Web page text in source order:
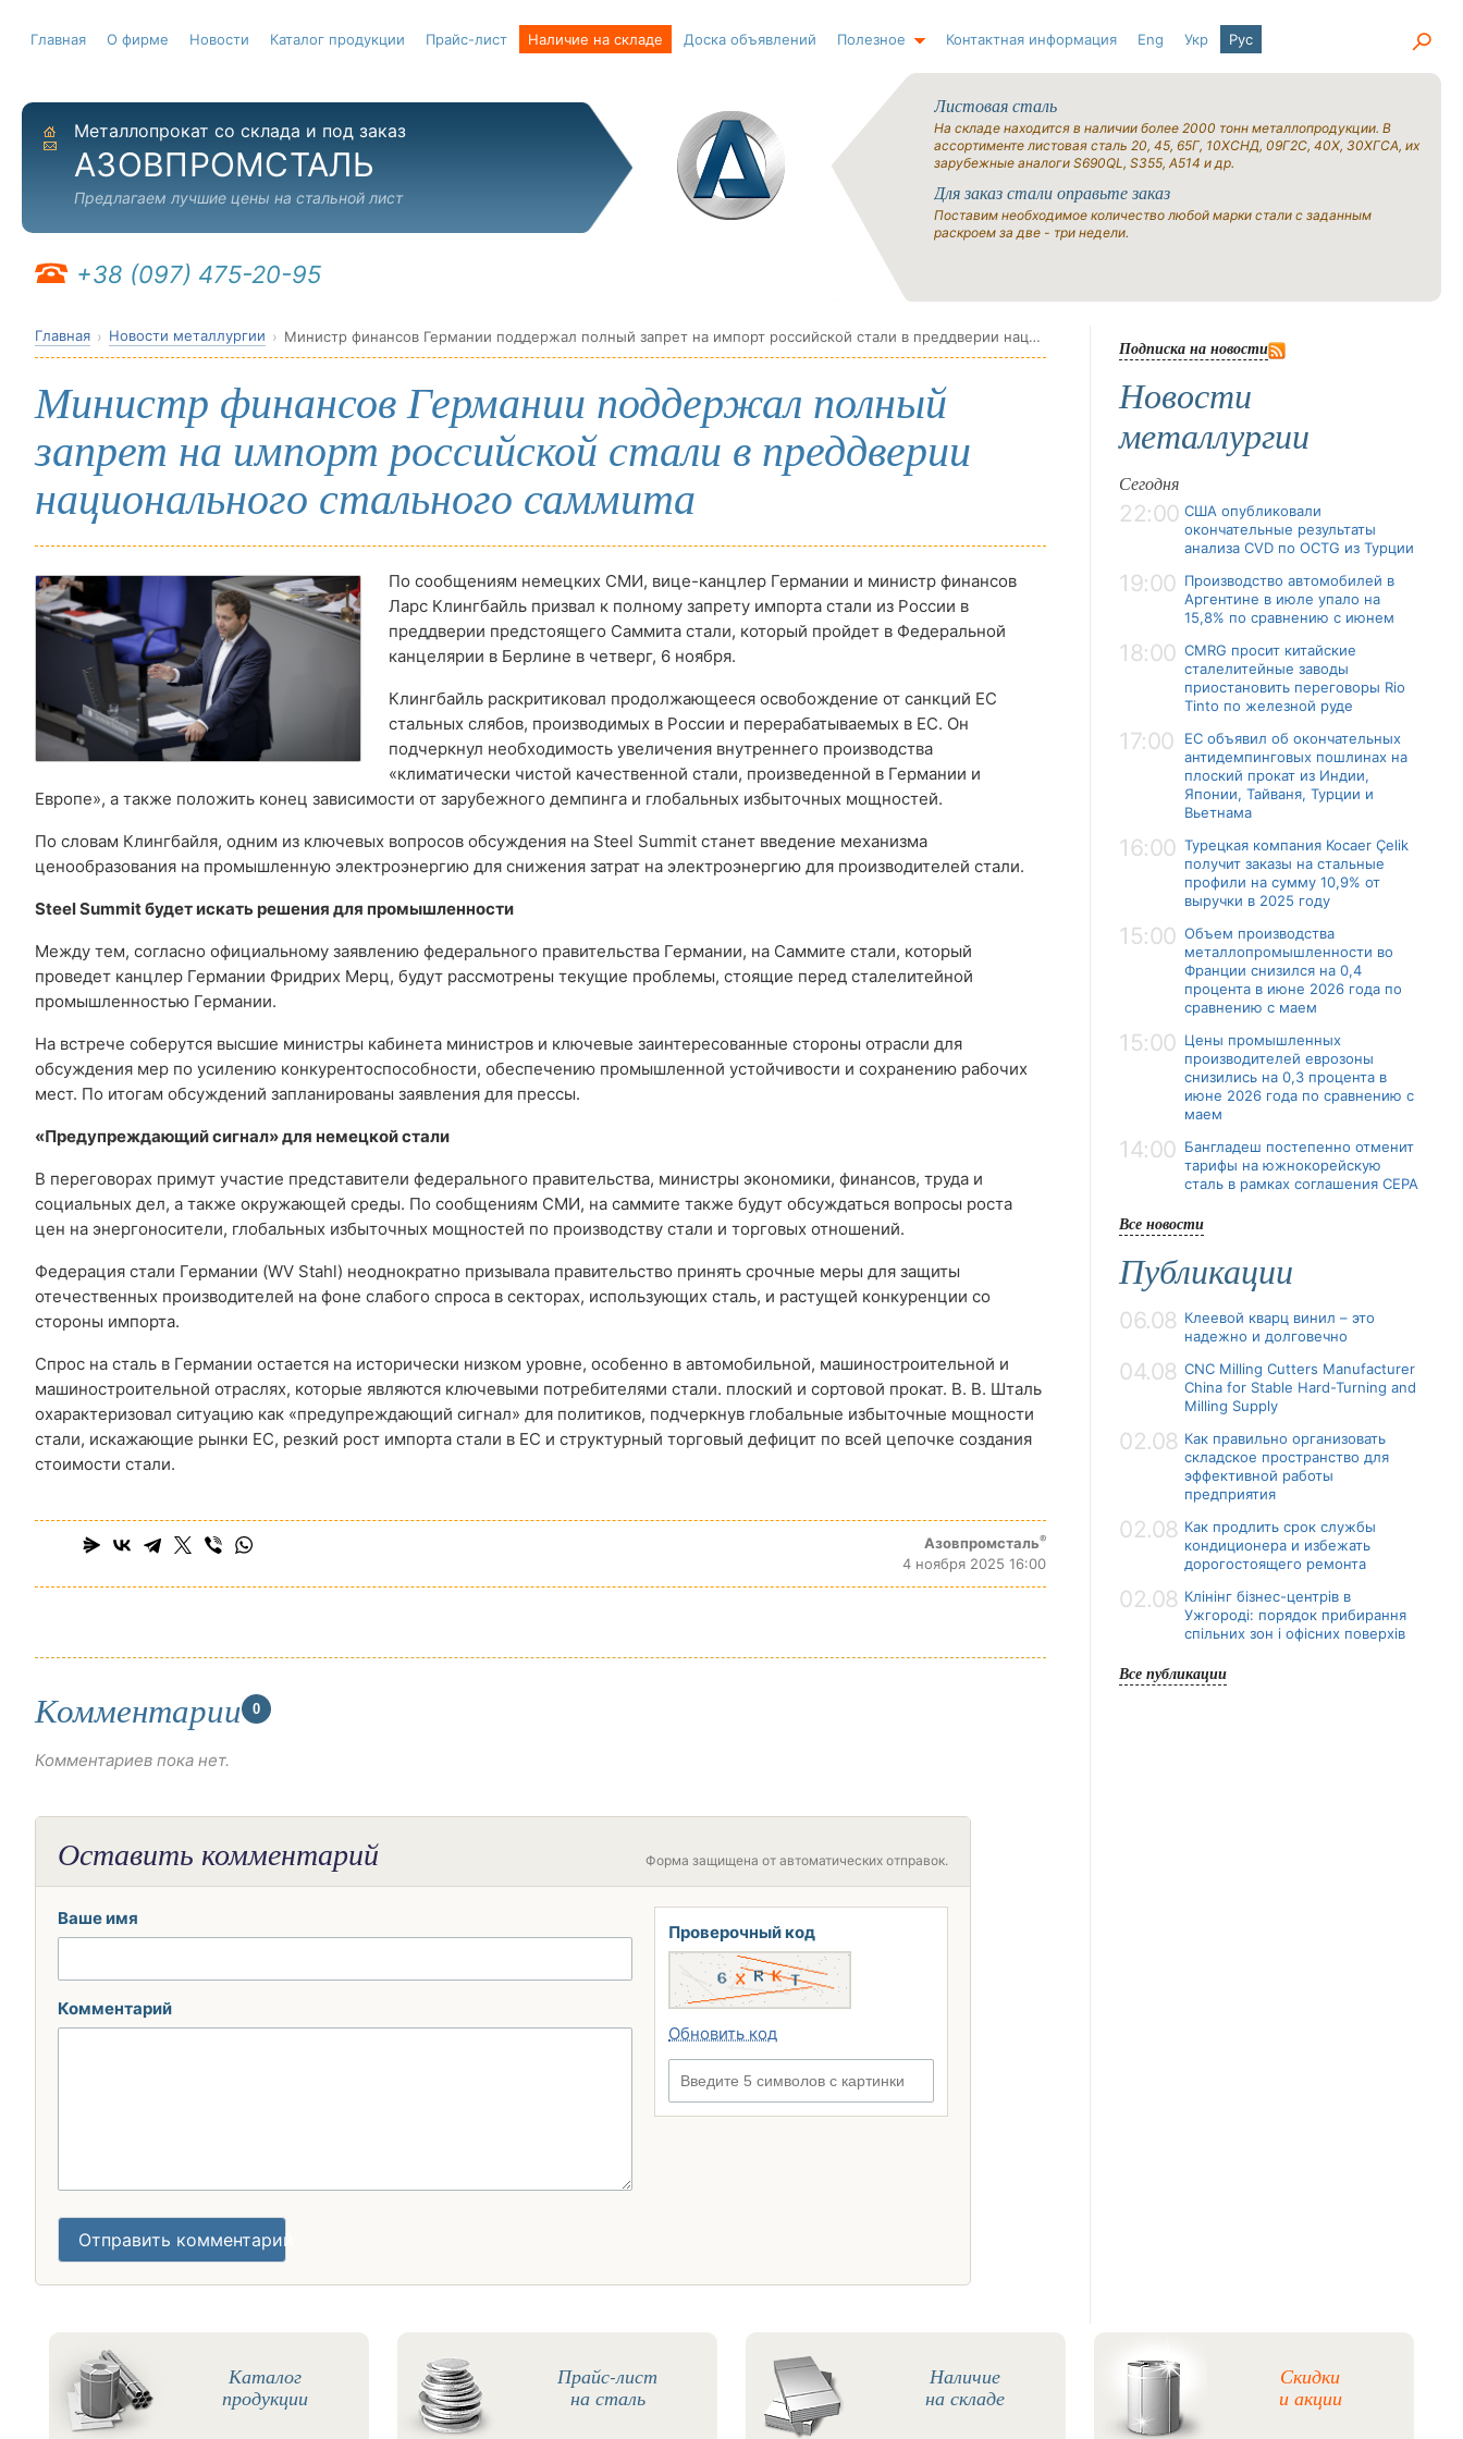
Главная О фирме Новости Каталог продукции Прайс-лист Наличие на складе Доска объявлений Полезное Контактная информация Eng Укр Рус
На главную
Отправить письмо
Металлопрокат со склада и под заказ
АЗОВПРОМСТАЛЬ
Предлагаем лучшие цены на стальной лист
+38 (097) 475-20-95
Листовая сталь
На складе находится в наличии более 2000 тонн металлопродукции. В
ассортименте листовая сталь 20, 45, 65Г, 10ХСНД, 09Г2С, 40Х, 30ХГСА, их
зарубежные аналоги S690QL, S355, A514 и др.
Для заказ стали оправьте заказ
Поставим необходимое количество любой марки стали с заданным
раскроем за две - три недели.
Главная Новости металлургии Министр финансов Германии поддержал полный запрет на импорт российской стали в преддверии национального стального саммита
Министр финансов Германии поддержал полный
запрет на импорт российской стали в преддверии
национального стального саммита
По сообщениям немецких СМИ, вице-канцлер Германии и министр финансов
Ларс Клингбайль призвал к полному запрету импорта стали из России в
преддверии предстоящего Саммита стали, который пройдет в Федеральной
канцелярии в Берлине в четверг, 6 ноября.
Клингбайль раскритиковал продолжающееся освобождение от санкций ЕС
стальных слябов, производимых в России и перерабатываемых в ЕС. Он
подчеркнул необходимость увеличения внутреннего производства
«климатически чистой качественной стали, произведенной в Германии и
Европе», а также положить конец зависимости от зарубежного демпинга и глобальных избыточных мощностей.
По словам Клингбайля, одним из ключевых вопросов обсуждения на Steel Summit станет введение механизма
ценообразования на промышленную электроэнергию для снижения затрат на электроэнергию для производителей стали.
Steel Summit будет искать решения для промышленности
Между тем, согласно официальному заявлению федерального правительства Германии, на Саммите стали, который
проведет канцлер Германии Фридрих Мерц, будут рассмотрены текущие проблемы, стоящие перед сталелитейной
промышленностью Германии.
На встрече соберутся высшие министры кабинета министров и ключевые заинтересованные стороны отрасли для
обсуждения мер по усилению конкурентоспособности, обеспечению промышленной устойчивости и сохранению рабочих
мест. По итогам обсуждений запланированы заявления для прессы.
«Предупреждающий сигнал» для немецкой стали
В переговорах примут участие представители федерального правительства, министры экономики, финансов, труда и
социальных дел, а также окружающей среды. По сообщениям СМИ, на саммите также будут обсуждаться вопросы роста
цен на энергоносители, глобальных избыточных мощностей по производству стали и торговых отношений.
Федерация стали Германии (WV Stahl) неоднократно призывала правительство принять срочные меры для защиты
отечественных производителей на фоне слабого спроса в секторах, использующих сталь, и растущей конкуренции со
стороны импорта.
Спрос на сталь в Германии остается на исторически низком уровне, особенно в автомобильной, машиностроительной и
машиностроительной отраслях, которые являются ключевыми потребителями стали. плоский и сортовой прокат. В. В. Шталь
охарактеризовал ситуацию как «предупреждающий сигнал» для политиков, подчеркнув глобальные избыточные мощности
стали, искажающие рынки ЕС, резкий рост импорта стали в ЕС и структурный торговый дефицит по всей цепочке создания
стоимости стали.
Азовпромсталь®
4 ноября 2025 16:00
Комментарии 0
Комментариев пока нет.
Оставить комментарий Форма защищена от автоматических отправок.
Ваше имя
Комментарий
Проверочный код
Обновить код
Отправить комментарий
Подписка на новости
Новости
металлургии
Сегодня
22:00 США опубликовали
окончательные результаты
анализа CVD по OCTG из Турции
19:00 Производство автомобилей в
Аргентине в июле упало на
15,8% по сравнению с июнем
18:00 CMRG просит китайские
сталелитейные заводы
приостановить переговоры Rio
Tinto по железной руде
17:00
ЕС объявил об окончательных
антидемпинговых пошлинах на
плоский прокат из Индии,
Японии, Тайваня, Турции и
Вьетнама
16:00 Турецкая компания Kocaer Çelik
получит заказы на стальные
профили на сумму 10,9% от
выручки в 2025 году
15:00 Объем производства
металлопромышленности во
Франции снизился на 0,4
процента в июне 2026 года по
сравнению с маем
15:00 Цены промышленных
производителей еврозоны
снизились на 0,3 процента в
июне 2026 года по сравнению с
маем
14:00 Бангладеш постепенно отменит
тарифы на южнокорейскую
сталь в рамках соглашения CEPA
Все новости
Публикации
06.08 Клеевой кварц винил – это
надежно и долговечно
04.08 CNC Milling Cutters Manufacturer
China for Stable Hard-Turning and
Milling Supply
02.08 Как правильно организовать
складское пространство для
эффективной работы
предприятия
02.08 Как продлить срок службы
кондиционера и избежать
дорогостоящего ремонта
02.08 Клінінг бізнес-центрів в
Ужгороді: порядок прибирання
спільних зон і офісних поверхів
Все публикации
Каталог
продукции
Прайс-лист
на сталь
Наличие
на складе
Скидки
и акции